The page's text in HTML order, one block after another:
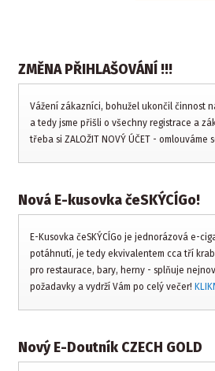
ZMĚNA PŘIHLAŠOVÁNÍ !!!
Vážení zákazníci, bohužel ukončil činnost
a tedy jsme přišli o všechny registrace a
třeba si ZALOŽIT NOVÝ ÚČET - omlouváme
Nová E-kusovka čeSKÝCÍGo!
E-Kusovka čeSKÝCÍGo je jednorázová e-
potáhnutí, je tedy ekvivalentem cca tří
pro restaurace, bary, herny - splňuje
požadavky a vydrží Vám po celý večer!
Nový E-Doutník CZECH GOLD